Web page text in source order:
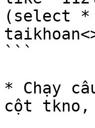
(select *
```
* Chạy
cột tkno,